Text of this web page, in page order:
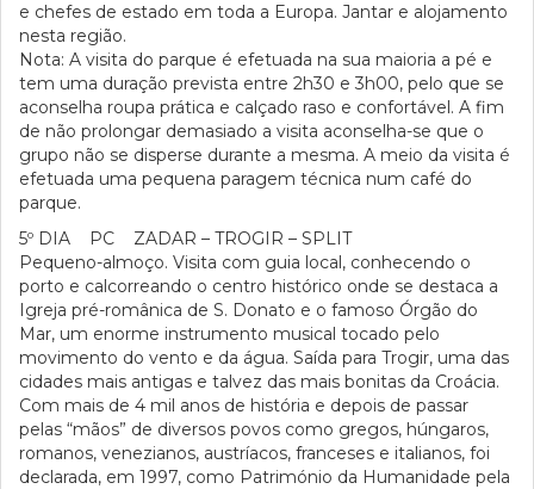
e chefes de estado em toda a Europa. Jantar e alojamento
nesta região.
Nota: A visita do parque é efetuada na sua maioria a pé e
tem uma duração prevista entre 2h30 e 3h00, pelo que se
aconselha roupa prática e calçado raso e confortável. A fim
de não prolongar demasiado a visita aconselha-se que o
grupo não se disperse durante a mesma. A meio da visita é
efetuada uma pequena paragem técnica num café do
parque.
5º DIA PC ZADAR – TROGIR – SPLIT
Pequeno-almoço. Visita com guia local, conhecendo o
porto e calcorreando o centro histórico onde se destaca a
Igreja pré-românica de S. Donato e o famoso Órgão do
Mar, um enorme instrumento musical tocado pelo
movimento do vento e da água. Saída para Trogir, uma das
cidades mais antigas e talvez das mais bonitas da Croácia.
Com mais de 4 mil anos de história e depois de passar
pelas “mãos” de diversos povos como gregos, húngaros,
romanos, venezianos, austríacos, franceses e italianos, foi
declarada, em 1997, como Património da Humanidade pela